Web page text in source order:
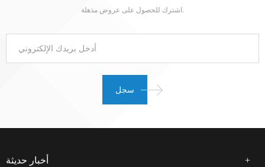
اشترك للحصول على عروض مذهلة.
أخبار حديثة